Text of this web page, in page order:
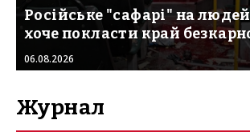
Російське "сафарі" на
хоче покласти край
06.08.2026
Журнал